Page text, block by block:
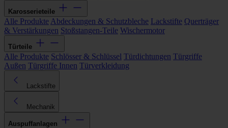
Karosserieteile
Alle Produkte Abdeckungen & Schutzbleche Lackstifte Querträger
& Verstärkungen Stoßstangen-Teile Wischermotor
Türteile
Alle Produkte Schlösser & Schlüssel Türdichtungen Türgriffe
Außen Türgriffe Innen Türverkleidung
Lackstifte
Mechanik
Auspuffanlagen